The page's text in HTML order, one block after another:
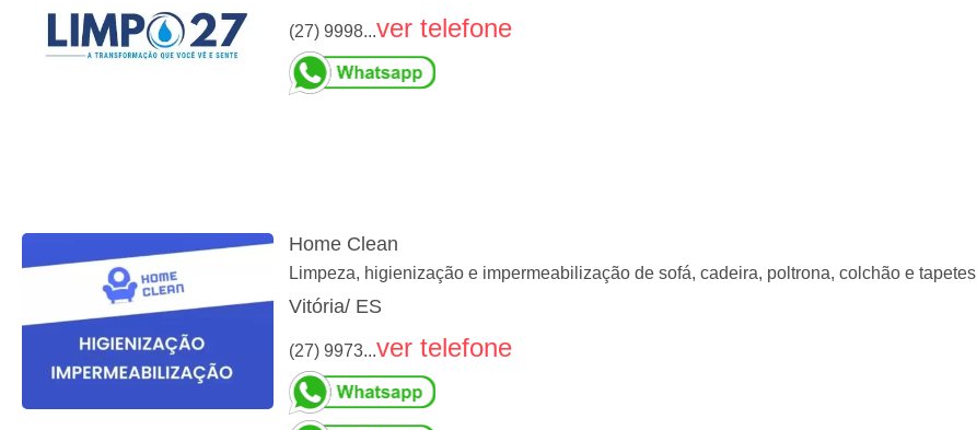
(27) 9998...ver telefone
Home Clean
Limpeza, higienização e impermeabilização de sofá, cadeira, poltrona, colchão e tapetes
Vitória/ ES
(27) 9973...ver telefone